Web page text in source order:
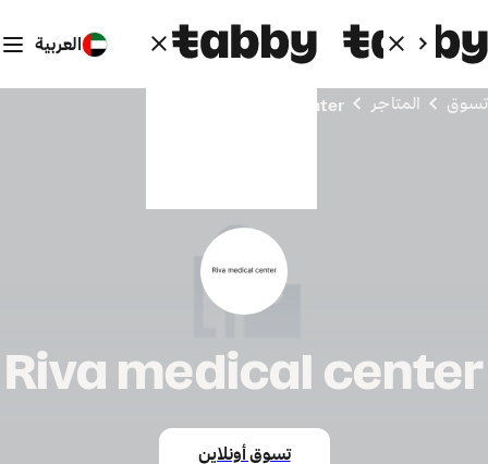
العربية
تسوق المتاجر Riva medical center
Riva medical center
تسوق أونلاين